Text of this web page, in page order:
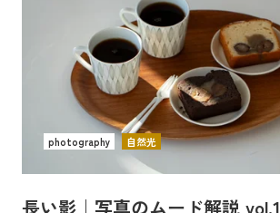
長い影｜写真のムード解説 vol.1
photography 自然光